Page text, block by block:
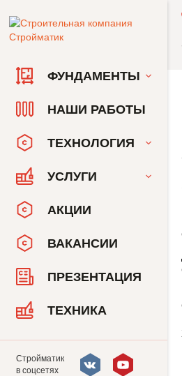
ФУНДАМЕНТЫ
НАШИ РАБОТЫ
ТЕХНОЛОГИЯ
УСЛУГИ
АКЦИИ
ВАКАНСИИ
ПРЕЗЕНТАЦИЯ
ТЕХНИКА
Стройматик
в соцсетях